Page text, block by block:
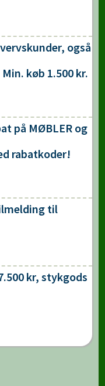
også
køb 1.500 kr.
på MØBLER og
rabatkoder!
til
kr, stykgods